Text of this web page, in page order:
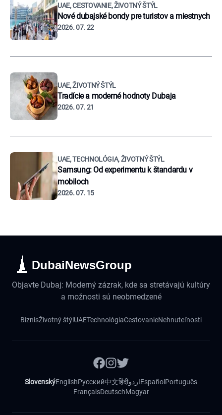
UAE, CESTOVANIE, ŽIVOTNÝ ŠTÝL
Nové dubajské bondy pre turistov a miestnych
2026. 07. 22
UAE, ŽIVOTNÝ ŠTÝL
Tradície a moderné hodnoty Dubaja
2026. 07. 21
UAE, TECHNOLÓGIA, ŽIVOTNÝ ŠTÝL
Samsung: Od experimentu k štandardu v
mobiloch
2026. 07. 15
DubaiNewsGroup
Objavte Dubaj: Moderný zázrak, kde sa stretávajú kultúry
a možnosti sú neobmedzené
BiznisŽivotný štýl UAETechnológiaCestovanieNehnuteľnosti
SlovenskýEnglishРусский中文हिंदीاردوEspañol Português
FrançaisDeutschMagyar